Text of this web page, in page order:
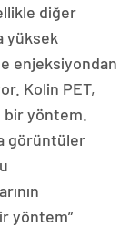
diğer
yüksek
enjeksiyondan
Kolin PET,
yöntem.
görüntüler
yöntem”